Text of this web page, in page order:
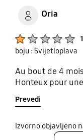
grija, fara socuri
substante
Oria
1
boju : Svijetloplava
Au bout de 4
Honteux pour
Prevedi
Izvorno objavljeno